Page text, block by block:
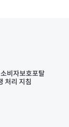
비자보호포탈
처리 지침